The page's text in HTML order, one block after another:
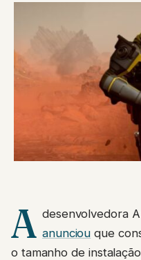
A desenvolvedora
anunciou que
o tamanho de